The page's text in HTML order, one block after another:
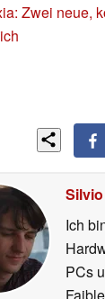
Zwei neue,
Ich
PCs